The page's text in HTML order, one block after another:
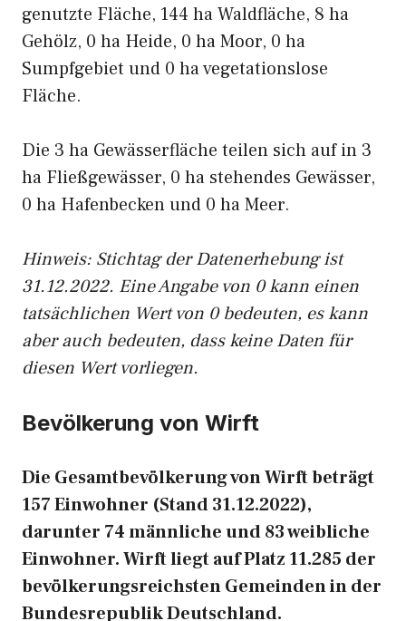
genutzte Fläche, 144 ha Waldfläche, 8 ha
Gehölz, 0 ha Heide, 0 ha Moor, 0 ha
Sumpfgebiet und 0 ha vegetationslose
Fläche.
Die 3 ha Gewässerfläche teilen sich auf in 3
ha Fließgewässer, 0 ha stehendes Gewässer,
0 ha Hafenbecken und 0 ha Meer.
Hinweis: Stichtag der Datenerhebung ist
31.12.2022. Eine Angabe von 0 kann einen
tatsächlichen Wert von 0 bedeuten, es kann
aber auch bedeuten, dass keine Daten für
diesen Wert vorliegen.
Bevölkerung von Wirft
Die Gesamtbevölkerung von Wirft beträgt
157 Einwohner (Stand 31.12.2022),
darunter 74 männliche und 83 weibliche
Einwohner. Wirft liegt auf Platz 11.285 der
bevölkerungsreichsten Gemeinden in der
Bundesrepublik Deutschland.